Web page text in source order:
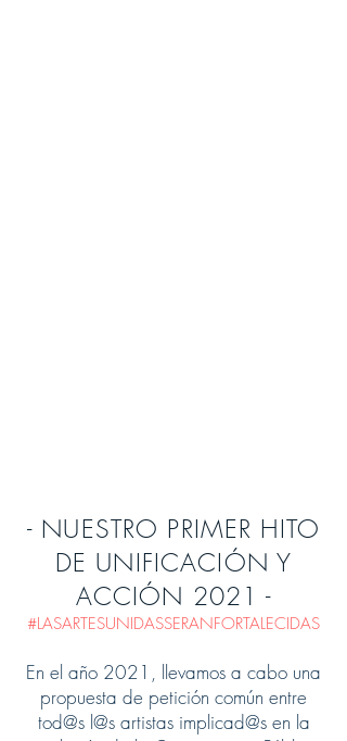
- NUESTRO PRIMER HITO
DE UNIFICACIÓN Y
ACCIÓN 2021 -
#LASARTESUNIDASSERANFORTALECIDAS
En el año 2021, llevamos a cabo una
propuesta de petición común entre
tod@s l@s artistas implicad@s en la